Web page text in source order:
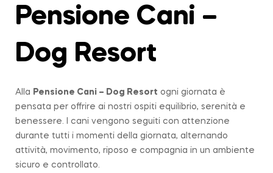
Pensione Cani –
Dog Resort
Alla Pensione Cani – Dog Resort ogni giornata è
pensata per offrire ai nostri ospiti equilibrio, serenità e
benessere. I cani vengono seguiti con attenzione
durante tutti i momenti della giornata, alternando
attività, movimento, riposo e compagnia in un ambiente
sicuro e controllato.